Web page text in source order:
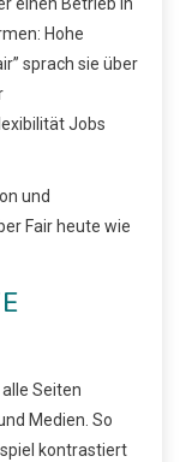
Hohe
sprach sie über
Jobs
und
Fair heute wie
Seiten
Medien. So
kontrastiert